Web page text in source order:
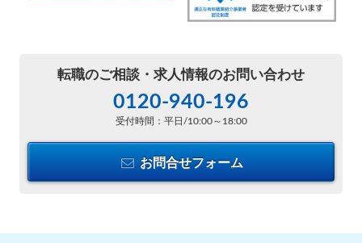
転職のご相談・ 求人情報のお問い合わせ
0120-940-196
受付時間：平日/10:00～18:00
お問合せフォーム